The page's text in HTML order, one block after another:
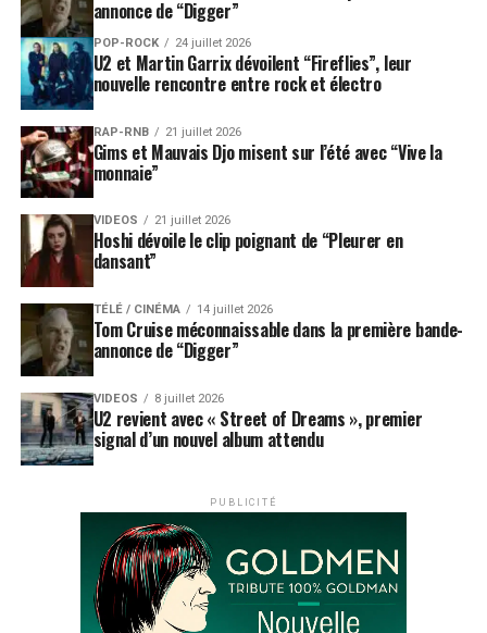
annonce de “Digger”
POP-ROCK 24 juillet 2026
U2 et Martin Garrix dévoilent “Fireflies”, leur
nouvelle rencontre entre rock et électro
RAP-RNB 21 juillet 2026
Gims et Mauvais Djo misent sur l’été avec “Vive la
monnaie”
VIDEOS 21 juillet 2026
Hoshi dévoile le clip poignant de “Pleurer en
dansant”
TÉLÉ / CINÉMA 14 juillet 2026
Tom Cruise méconnaissable dans la première bande-
annonce de “Digger”
VIDEOS 8 juillet 2026
U2 revient avec « Street of Dreams », premier
signal d’un nouvel album attendu
PUBLICITÉ